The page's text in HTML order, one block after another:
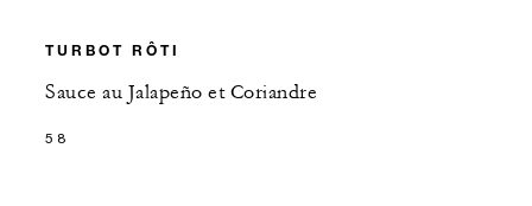
TURBOT RÔTI
Sauce au Jalapeño et Coriandre
58